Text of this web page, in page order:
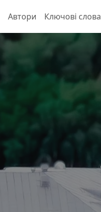
Автори Ключові слова